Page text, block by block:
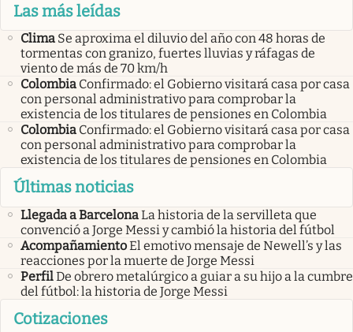
Las más leídas
Clima Se aproxima el diluvio del año con 48 horas de
tormentas con granizo, fuertes lluvias y ráfagas de
viento de más de 70 km/h
Colombia Confirmado: el Gobierno visitará casa por casa
con personal administrativo para comprobar la
existencia de los titulares de pensiones en Colombia
Colombia Confirmado: el Gobierno visitará casa por casa
con personal administrativo para comprobar la
existencia de los titulares de pensiones en Colombia
Últimas noticias
Llegada a BarcelonaLa historia de la servilleta que
convenció a Jorge Messi y cambió la historia del fútbol
AcompañamientoEl emotivo mensaje de Newell’s y las
reacciones por la muerte de Jorge Messi
PerfilDe obrero metalúrgico a guiar a su hijo a la cumbre
del fútbol: la historia de Jorge Messi
Cotizaciones